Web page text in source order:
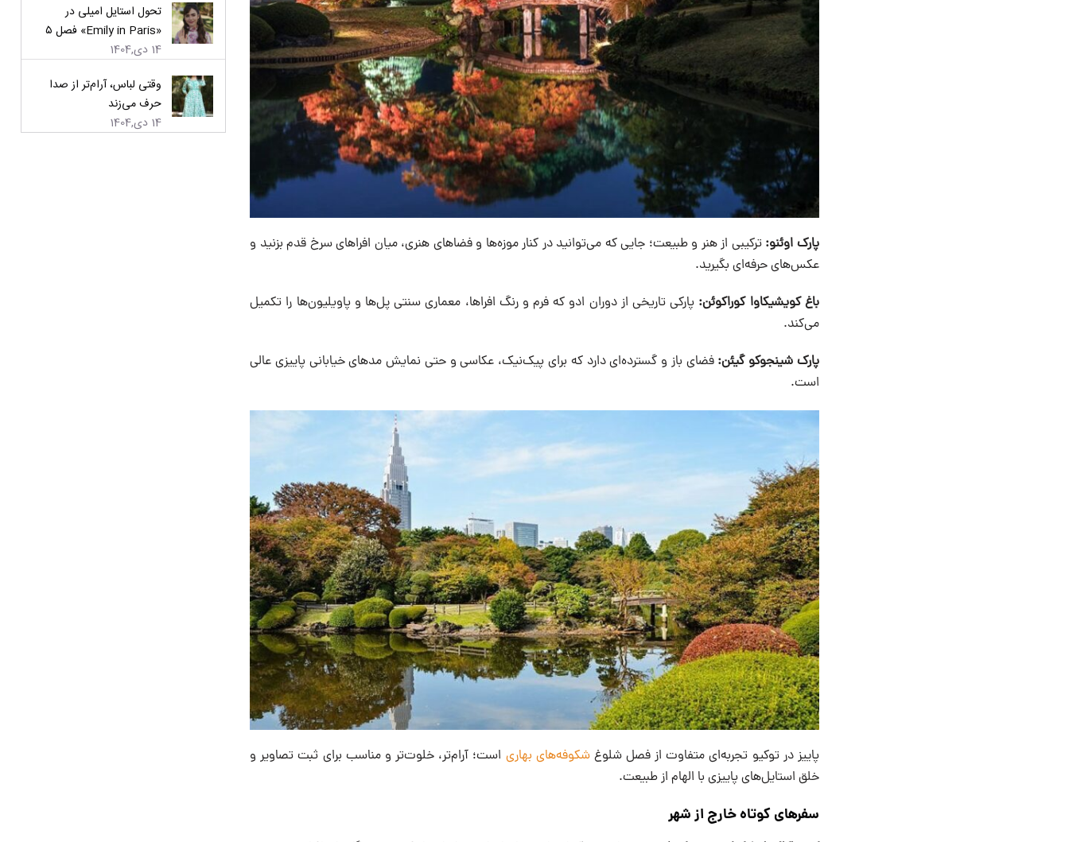
پارک اوئنو: ترکیبی از هنر و طبیعت؛ جایی که می‌توانید در کنار موزه‌ها و فضاهای هنری، میان افراهای سرخ قدم بزنید و
عکس‌های حرفه‌ای بگیرید.
باغ کویشیکاوا کوراکوئن: پارکی تاریخی از دوران ادو که فرم و رنگ افراها، معماری سنتی پل‌ها و پاویلیون‌ها را تکمیل
می‌کند.
پارک شینجوكو گیئن: فضای باز و گسترده‌ای دارد که برای پیک‌نیک، عکاسی و حتی نمایش مدهای خیابانی پاییزی عالی
است.
پاییز در توکیو تجربه‌ای متفاوت از فصل شلوغشکوفه‌های بهاری است؛ آرام‌تر، خلوت‌تر و مناسب برای ثبت تصاویر و
خلق استایل‌های پاییزی با الهام از طبیعت.
سفرهای کوتاه خارج از شهر
تحول استایل امیلی در
«Emily in Paris» فصل ۵
14 دی,1404
وقتی لباس، آرام‌تر از صدا
حرف می‌زند
14 دی,1404